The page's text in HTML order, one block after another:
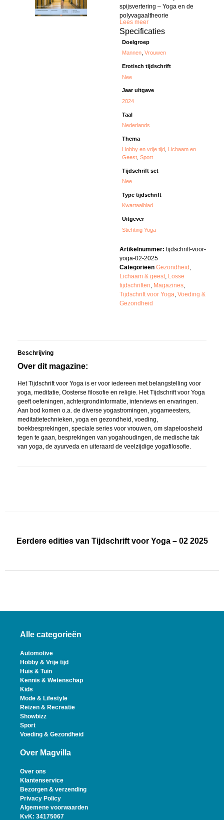
spijsvertering – Yoga en de
polyvagaaltheorie
Lees meer
Specificaties
Doelgroep
Mannen,Vrouwen
Erotisch tijdschrift
Nee
Jaar uitgave
2024
Taal
Nederlands
Thema
Hobby en vrije tijd Lichaam en
Geest ,Sport
Tijdschrift set
Nee
Type tijdschrift
Kwartaalblad
Uitgever
Stichting Yoga
Artikelnummer: tijdschrift-voor-
yoga-02-2025
Categorieën Gezondheid ,
Lichaam & geest, Losse
tijdschriften, Magazines,
Tijdschrift voor Yoga, Voeding &
Gezondheid
Beschrijving
Over dit magazine:
Het Tijdschrift voor Yoga is er voor iedereen met belangstelling voor
yoga, meditatie, Oosterse filosofie en religie. Het Tijdschrift voor Yoga
geeft oefeningen, achtergrondinformatie, interviews en ervaringen.
Aan bod komen o.a. de diverse yogastromingen, yogameesters,
meditatietechnieken, yoga en gezondheid, voeding,
boekbesprekingen, speciale series voor vrouwen, om slapeloosheid
tegen te gaan, besprekingen van yogahoudingen, de medische tak
van yoga, de ayurveda en uiteraard de veelzijdige yogafilosofie.
Eerdere edities van Tijdschrift voor Yoga – 02 2025
Alle categorieën
Automotive
Hobby & Vrije tijd
Huis & Tuin
Kennis & Wetenschap
Kids
Mode & Lifestyle
Reizen & Recreatie
Showbizz
Sport
Voeding & Gezondheid
Over Magvilla
Over ons
Klantenservice
Bezorgen & verzending
Privacy Policy
Algemene voorwaarden
KvK: 34175067